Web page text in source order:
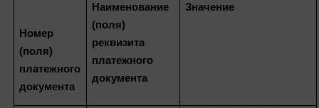
Номер
(поля)
платежного
документа
Наименование
(поля)
реквизита
платежного
документа
Значение